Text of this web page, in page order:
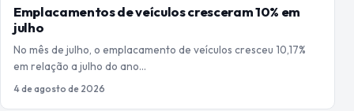
Emplacamentos de veículos cresceram 10% em
julho
No mês de julho, o emplacamento de veículos cresceu 10,17%
em relação a julho do ano…
4 de agosto de 2026